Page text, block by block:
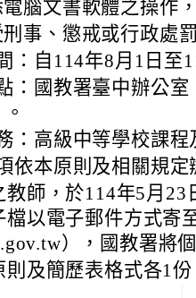
腦文書軟體之操作
事、懲戒或行政處
：自114年8月1日至
：國教署臺中辦公
：高級中等學校課
依本原則及相關規定
教師，於114年5月
檔以電子郵件方式寄
），國教署將
則及簡歷表格式各1